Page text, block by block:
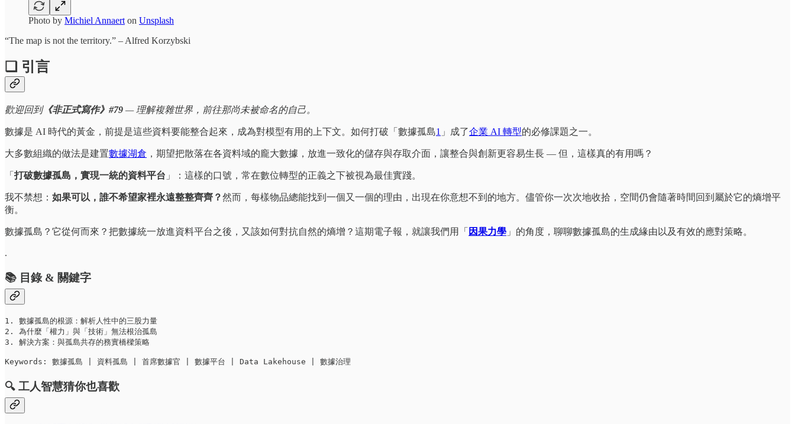
Photo by Michiel Annaert on Unsplash
“The map is not the territory.” – Alfred Korzybski
❏ 引言
歡迎回到《非正式寫作》#79 — 理解複雜世界，前往那尚未被命名的自己。
數據是 AI 時代的黃金，前提是這些資料要能整合起來，成為對模型有用的上下文。如何打破「數據孤島1 」成了企業 AI 轉型的必修課題之一。
大多數組織的做法是建置數據湖倉 ，期望把散落在各資料域的龐大數據，放進一致化的儲存與存取介面，讓整合與創新更容易生長 — 但，這樣真的有用嗎？
「 打破數據孤島，實現一統的資料平台 」：這樣的口號，常在數位轉型的正義之下被視為最佳實踐。
我不禁想： 如果可以，誰不希望家裡永遠整整齊齊？然而，每樣物品總能找到一個又一個的理由，出現在你意想不到的地方。儘管你一次次地收拾，空間仍會隨著時間回到屬於它的熵增平
衡。
數據孤島？它從何而來？把數據統一放進資料平台之後，又該如何對抗自然的熵增？這期電子報，就讓我們用「 因果力學 」的角度，聊聊數據孤島的生成緣由以及有效的應對策略。
.
📚 目錄 & 關鍵字
1. 數據孤島的根源：解析人性中的三股力量
2. 為什麼「權力」與「技術」無法根治孤島
3. 解決方案：與孤島共存的務實橋樑策略
Keywords: 數據孤島 | 資料孤島 | 首席數據官 | 數據平台 | Data Lakehouse | 數據治理
🔍 工人智慧猜你也喜歡